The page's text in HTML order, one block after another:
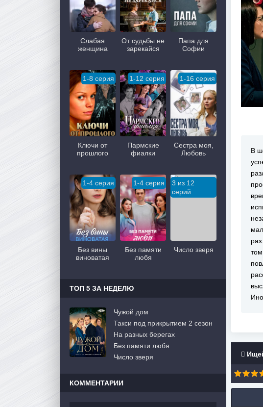
В
Слабая
женщина
От судьбы не
зарекайся
Папа для
Софии
1-8 серия
Ключи от
прошлого
1-12 серия
Пармские
фиалки
1-16 серия
Сестра моя,
Любовь
1-4 серия
Без вины
виноватая
1-4 серия
Без памяти
любя
3 из 12
серий
Число зверя
ТОП 5 ЗА НЕДЕЛЮ
Чужой дом
Такси под прикрытием 2 сезон
На разных берегах
Без памяти любя
Число зверя
КОММЕНТАРИИ